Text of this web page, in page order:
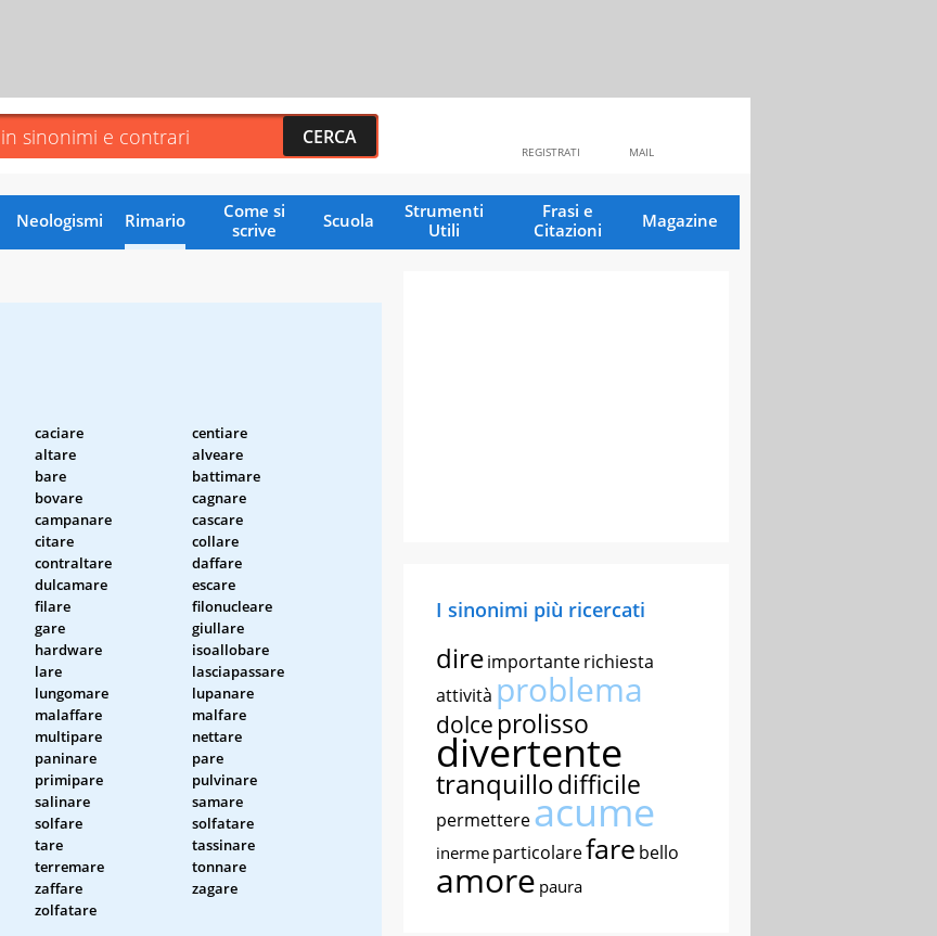
MAIL
REGISTRATI
Neologismi Rimario
Come si
scrive
Scuola
Strumenti
Utili
Frasi e
Citazioni
Magazine
caciare
centiare
altare
alveare
bare
battimare
bovare
cagnare
campanare
cascare
citare
collare
contraltare
daffare
dulcamare
escare
filare
filonucleare
gare
giullare
hardware
isoallobare
lare
lasciapassare
lungomare
lupanare
malaffare
malfare
multipare
nettare
paninare
pare
primipare
pulvinare
salinare
samare
solfare
solfatare
tare
tassinare
terremare
tonnare
zaffare
zagare
zolfatare
I sinonimi più ricercati
direimportanterichiesta
attività problema
dolce prolisso
divertente
tranquillodifficile
permettereacume
inerme particolarefare bello
amore paura